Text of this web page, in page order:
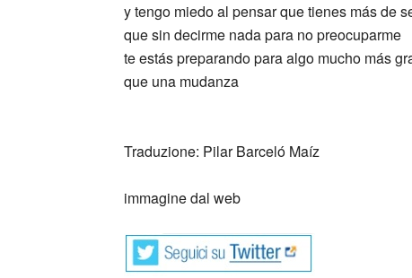
y tengo miedo al pensar que tienes más de
que sin decirme nada para no preocuparme
te estás preparando para algo mucho más
que una mudanza
Traduzione: Pilar Barceló Maíz
immagine dal web